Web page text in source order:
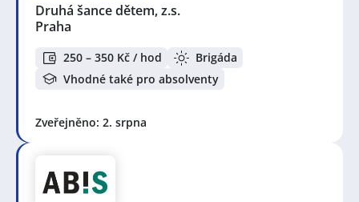
Druhá šance dětem, z.s.
Praha
250 – 350 Kč / hod
Brigáda
Vhodné také pro absolventy
Zveřejněno: 2. srpna